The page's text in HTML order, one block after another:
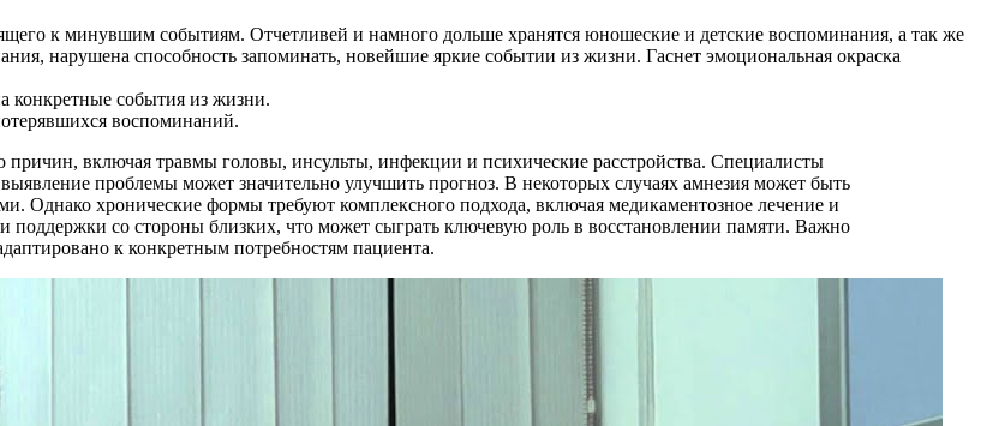
к минувшим событиям. Отчетливей и намного дольше хранятся юношеские и детские воспоминания, а так же
нарушена способность запоминать, новейшие яркие событии из жизни. Гаснет эмоциональная окраска
конкретные события из жизни.
воспоминаний.
включая травмы головы, инсульты, инфекции и психические расстройства. Специалисты
проблемы может значительно улучшить прогноз. В некоторых случаях амнезия может быть
Однако хронические формы требуют комплексного подхода, включая медикаментозное лечение и
со стороны близких, что может сыграть ключевую роль в восстановлении памяти. Важно
к конкретным потребностям пациента.